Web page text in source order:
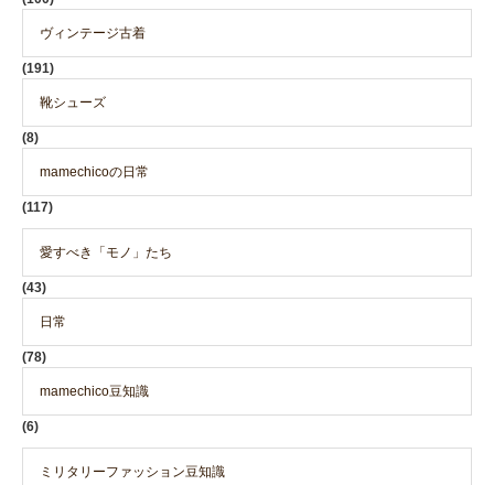
ヴィンテージ古着
(191)
靴シューズ
(8)
mamechicoの日常
(117)
愛すべき「モノ」たち
(43)
日常
(78)
mamechico豆知識
(6)
ミリタリーファッション豆知識